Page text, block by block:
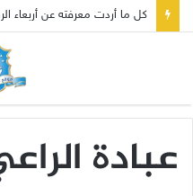
صلاة إلى مريم سلطانة السلام
عبادة